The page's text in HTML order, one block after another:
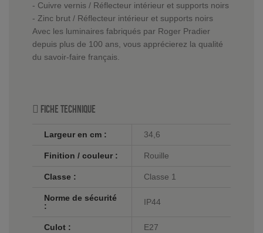
- Cuivre vernis / Réflecteur intérieur et supports noirs
- Zinc brut / Réflecteur intérieur et supports noirs
Avec les luminaires fabriqués par Roger Pradier
depuis plus de 100 ans, vous apprécierez la qualité
du savoir-faire français.
Fiche technique
Largeur en cm : 34,6
Finition / couleur : Rouille
Classe : Classe 1
Norme de sécurité
:
IP44
Culot : E27